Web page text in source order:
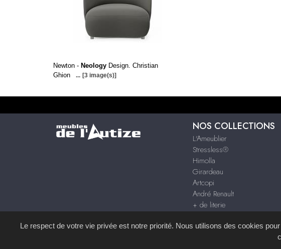
Newton - Neology Design. Christian
Ghion
... [3 image(s)]
NOS COLLECTIONS
L'Ameublier
Stressless®
Himolla
Girardeau
Artcopi
André Renault
+ de literie
Système de Gestion
Le respect de votre vie privée est notre priorité. Nous utilisons des cookies